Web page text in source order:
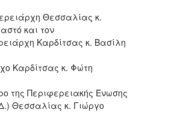
Θεσσαλίας κ.
και τον
Καρδίτσας κ. Βασίλη
Καρδίτσας κ. Φώτη
της Περιφερειακής Ένωσης
Θεσσαλίας κ. Γιώργο